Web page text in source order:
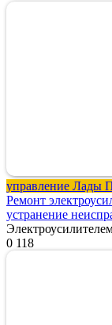
управление Лады
Ремонт
устранение
0 118